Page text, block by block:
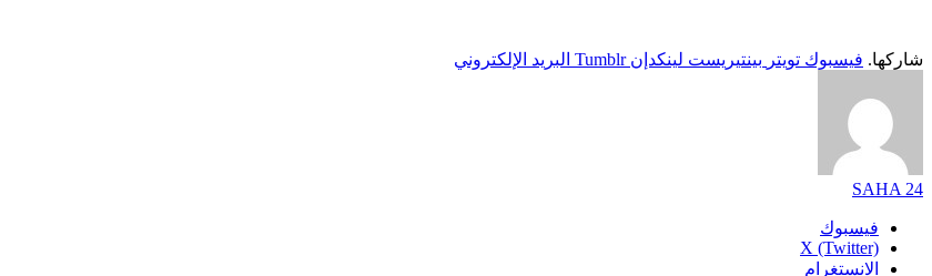
شاركها. فيسبوك تويتر بينتيريست لينكدإن Tumblr البريد الإلكتروني
SAHA 24
فيسبوك
X (Twitter)
الانستغرام